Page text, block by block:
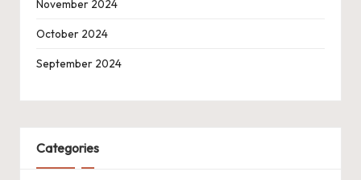
November 2024
October 2024
September 2024
Categories